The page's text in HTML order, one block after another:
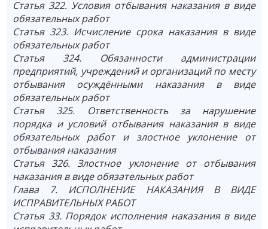
Статья 322. Условия отбывания наказания в виде
обязательных работ
Статья 323. Исчисление срока наказания в виде
обязательных работ
Статья 324. Обязанности администрации
предприятий, учреждений и организаций по месту
отбывания осуждёнными наказания в виде
обязательных работ
Статья 325. Ответственность за нарушение
порядка и условий отбывания наказания в виде
обязательных работ и злостное уклонение от
отбывания наказания
Статья 326. Злостное уклонение от отбывания
наказания в виде обязательных работ
Глава 7. ИСПОЛНЕНИЕ НАКАЗАНИЯ В ВИДЕ
ИСПРАВИТЕЛЬНЫХ РАБОТ
Статья 33. Порядок исполнения наказания в виде